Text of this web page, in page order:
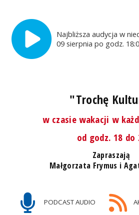
Najbliższa audycja w
09 sierpnia po godz.
"Trochę
w czasie wakacji w
od godz. 18 do
Zapraszają
Małgorzata Frymus i
PODCAST AUDIO